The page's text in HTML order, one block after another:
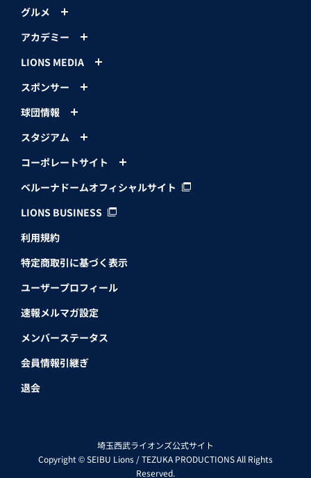
グルメ
アカデミー
LIONS MEDIA
スポンサー
球団情報
スタジアム
コーポレートサイト
ベルーナドームオフィシャルサイト
LIONS BUSINESS
利用規約
特定商取引に基づく表示
ユーザープロフィール
速報メルマガ設定
メンバーステータス
会員情報引継ぎ
退会
埼玉西武ライオンズ公式サイト
Copyright © SEIBU Lions / TEZUKA PRODUCTIONS All Rights
Reserved.